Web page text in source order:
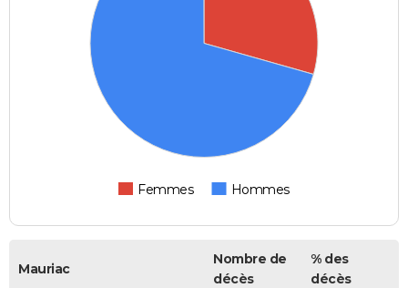
Femmes Hommes
Mauriac
Nombre de
décès
% des
décès